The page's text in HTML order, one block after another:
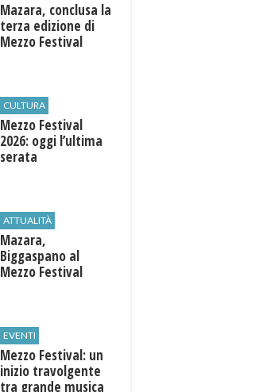
​Mazara, conclusa la
terza edizione di
Mezzo Festival
CULTURA
Mezzo Festival
2026: oggi l’ultima
serata
ATTUALITÀ
Mazara,
Biggaspano al
Mezzo Festival
EVENTI
Mezzo Festival: un
inizio travolgente
tra grande musica